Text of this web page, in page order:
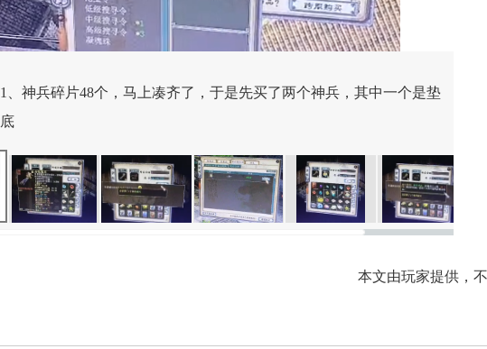
1、神兵碎片48个，马上凑齐了，于是先买了两个神兵，其中一个是垫
底
本文由玩家提供，